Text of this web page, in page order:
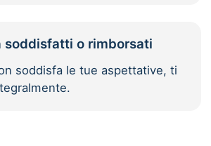
soddisfatti o rimborsati
soddisfa le tue aspettative, ti